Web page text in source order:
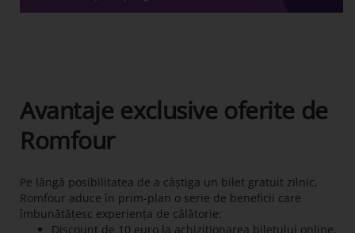
Avantaje exclusive oferite de
Romfour
Pe lângă posibilitatea de a câștiga un bilet gratuit zilnic,
Romfour aduce în prim-plan o serie de beneficii care
îmbunătățesc experiența de călătorie:
Discount de 10 euro la achiziționarea biletului online,